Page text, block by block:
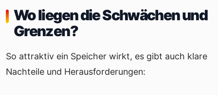
Wo liegen die Schwächen und
Grenzen?
So attraktiv ein Speicher wirkt, es gibt auch klare
Nachteile und Herausforderungen: